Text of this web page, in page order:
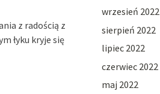
z radością z
łyku kryje się
wrzesień 2022
sierpień 2022
lipiec 2022
czerwiec 2022
maj 2022